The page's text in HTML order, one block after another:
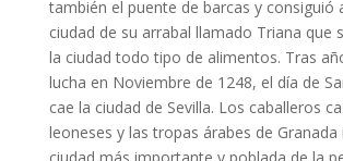
Guadalquivir subió el Guadalquivir y
las cadenas que protegían la ciudad de
unían la torre del oro con la otra orilla.
también el puente de barcas y consiguió
ciudad de su arrabal llamado Triana que
la ciudad todo tipo de alimentos. Tras